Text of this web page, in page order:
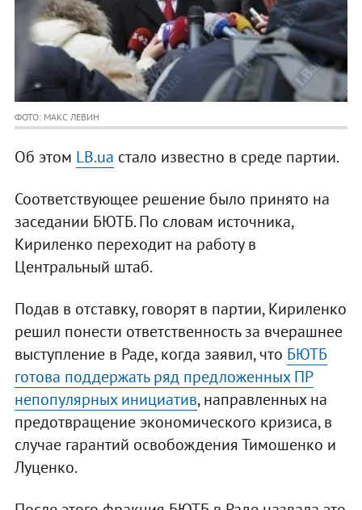
ФОТО: МАКС ЛЕВИН
Об этом LB.ua стало известно в среде партии.
Соответствующее решение было принято на
заседании БЮТБ. По словам источника,
Кириленко переходит на работу в
Центральный штаб.
Подав в отставку, говорят в партии, Кириленко
решил понести ответственность за вчерашнее
выступление в Раде, когда заявил, что БЮТБ
готова поддержать ряд предложенных ПР
непопулярных инициатив, направленных на
предотвращение экономического кризиса, в
случае гарантий освобождения Тимошенко и
Луценко.